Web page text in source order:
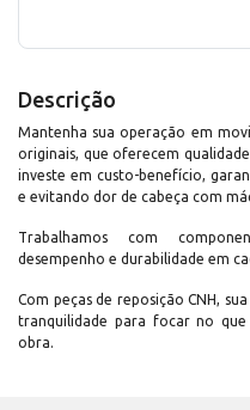
Descrição
Mantenha sua operação em
originais, que oferecem
investe em custo-benefício,
e evitando dor de cabeça com
Trabalhamos com
desempenho e durabilidade em
Com peças de reposição CNH,
tranquilidade para focar no
obra.